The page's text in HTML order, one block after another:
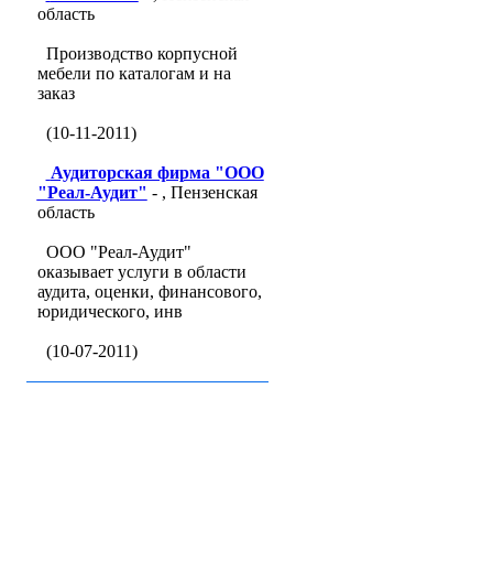
область
Производство корпусной
мебели по каталогам и на
заказ
(10-11-2011)
Аудиторская фирма "ООО
"Реал-Аудит" - , Пензенская
область
ООО "Реал-Аудит"
оказывает услуги в области
аудита, оценки, финансового,
юридического, инв
(10-07-2011)